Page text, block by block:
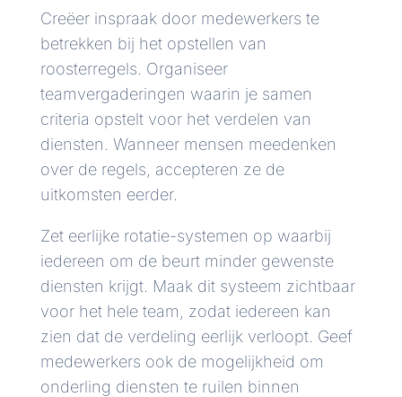
Creëer inspraak door medewerkers te
betrekken bij het opstellen van
roosterregels. Organiseer
teamvergaderingen waarin je samen
criteria opstelt voor het verdelen van
diensten. Wanneer mensen meedenken
over de regels, accepteren ze de
uitkomsten eerder.
Zet eerlijke rotatie-systemen op waarbij
iedereen om de beurt minder gewenste
diensten krijgt. Maak dit systeem zichtbaar
voor het hele team, zodat iedereen kan
zien dat de verdeling eerlijk verloopt. Geef
medewerkers ook de mogelijkheid om
onderling diensten te ruilen binnen